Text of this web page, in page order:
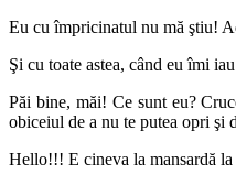
Eu cu împricinatul nu mă ştiu!
Şi cu toate astea, când eu îmi
Păi bine, măi! Ce sunt eu?
obiceiul de a nu te putea opri şi
Hello!!! E cineva la mansardă